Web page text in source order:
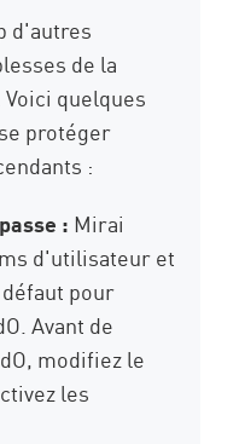
d'autres
de la
quelques
protéger
:
: Mirai
d'utilisateur et
pour
Avant de
modifiez le
les